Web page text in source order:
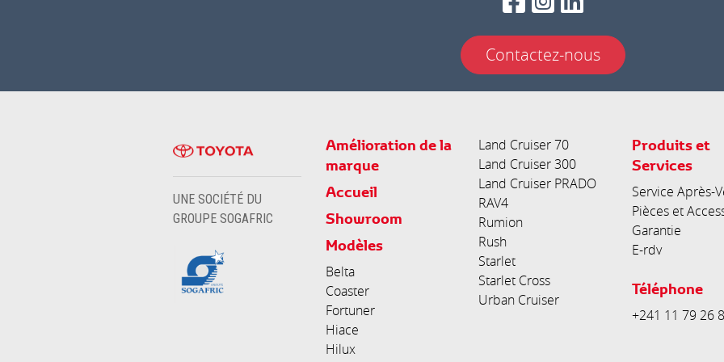
Contactez-nous
UNE SOCIÉTÉ DU
GROUPE SOGAFRIC
Amélioration de la
marque
Accueil
Showroom
Modèles
Belta
Coaster
Fortuner
Hiace
Hilux
Land Cruiser 70
Land Cruiser 300
Land Cruiser PRADO
RAV4
Rumion
Rush
Starlet
Starlet Cross
Urban Cruiser
Produits et
Services
Service Après-
Pièces et
Garantie
E-rdv
Téléphone
+241 11 79 26